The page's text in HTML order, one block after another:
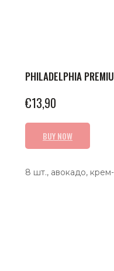
PHILADELPHIA
€13,90
BUY NOW
8 шт., авокадо,